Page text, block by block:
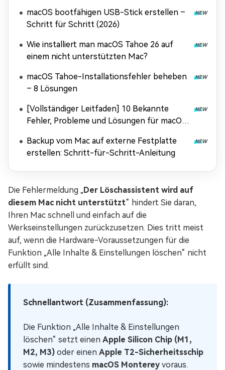
macOS bootfähigen USB-Stick erstellen –
Schritt für Schritt (2026)
Wie installiert man macOS Tahoe 26 auf
einem nicht unterstützten Mac?
macOS Tahoe-Installationsfehler beheben
– 8 Lösungen
[Vollständiger Leitfaden] 10 Bekannte
Fehler, Probleme und Lösungen für macOS
Backup vom Mac auf externe Festplatte
erstellen: Schritt-für-Schritt-Anleitung
Die Fehlermeldung „Der Löschassistent wird auf
diesem Mac nicht unterstützt“ hindert Sie daran,
Ihren Mac schnell und einfach auf die
Werkseinstellungen zurückzusetzen. Dies tritt meist
auf, wenn die Hardware-Voraussetzungen für die
Funktion „Alle Inhalte & Einstellungen löschen“ nicht
erfüllt sind.
Schnellantwort (Zusammenfassung):
Die Funktion „Alle Inhalte & Einstellungen
löschen“ setzt einen Apple Silicon Chip (M1,
M2, M3) oder einen Apple T2-Sicherheitsschip
sowie mindestens macOS Monterey voraus.